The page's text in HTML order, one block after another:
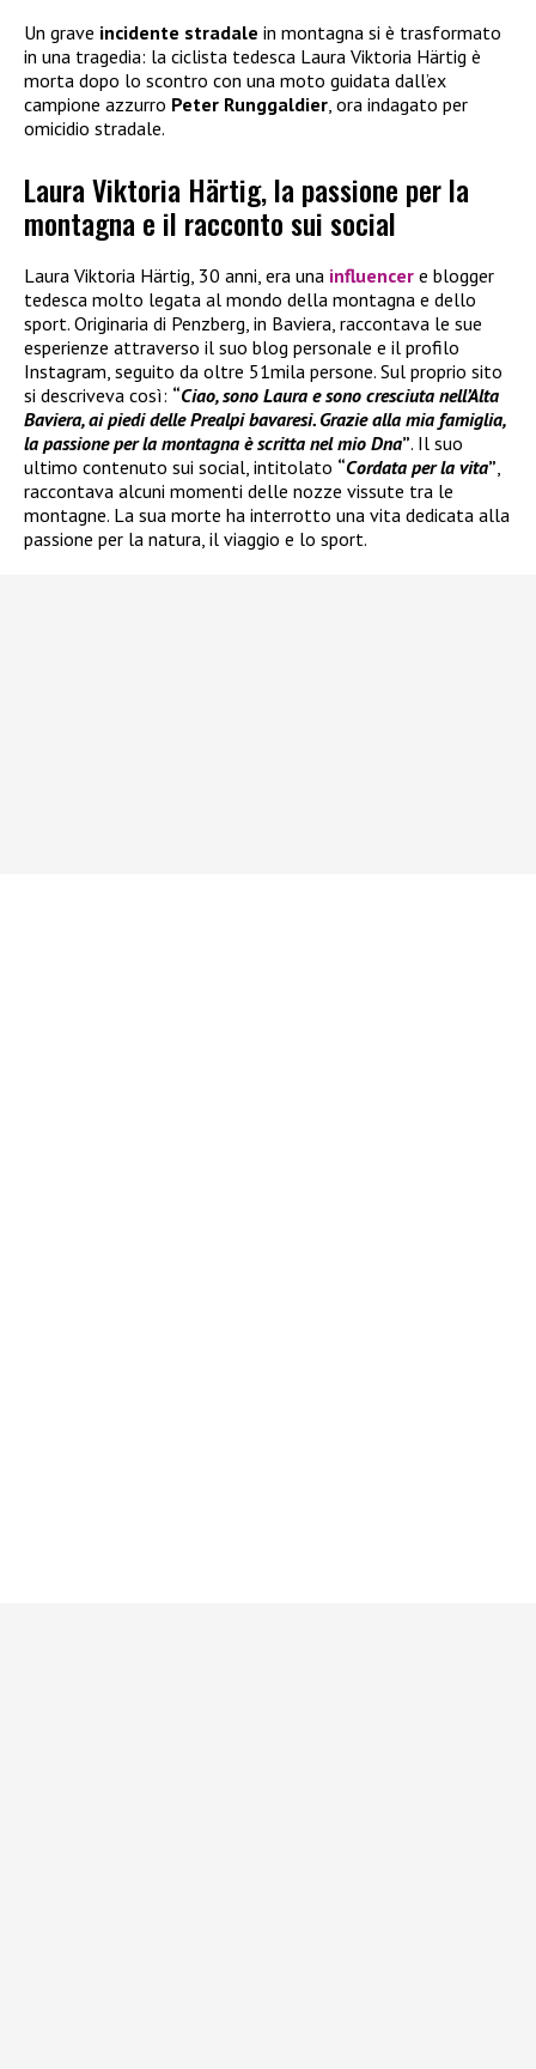
Un grave incidente stradale in montagna si è trasformato
in una tragedia: la ciclista tedesca Laura Viktoria Härtig è
morta dopo lo scontro con una moto guidata dall’ex
campione azzurro Peter Runggaldier, ora indagato per
omicidio stradale.
Laura Viktoria Härtig, la passione per la
montagna e il racconto sui social
Laura Viktoria Härtig, 30 anni, era una influencer e blogger
tedesca molto legata al mondo della montagna e dello
sport. Originaria di Penzberg, in Baviera, raccontava le sue
esperienze attraverso il suo blog personale e il profilo
Instagram, seguito da oltre 51mila persone. Sul proprio sito
si descriveva così: “Ciao, sono Laura e sono cresciuta nell’Alta
Baviera, ai piedi delle Prealpi bavaresi. Grazie alla mia famiglia,
la passione per la montagna è scritta nel mio Dna”. Il suo
ultimo contenuto sui social, intitolato “Cordata per la vita”
raccontava alcuni momenti delle nozze vissute tra le
montagne. La sua morte ha interrotto una vita dedicata alla
passione per la natura, il viaggio e lo sport.